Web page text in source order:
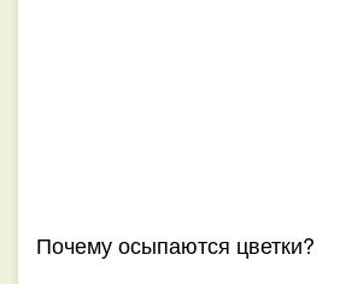
Почему осыпаются цветки?